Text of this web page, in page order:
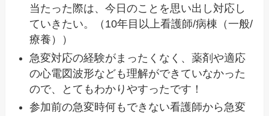
当たった際は、今日のことを思い出し対応し
ていきたい。（10年目以上看護師/病棟（一般/
療養））
急変対応の経験がまったくなく、薬剤や適応
の心電図波形なども理解ができていなかった
ので、とてもわかりやすったです！
参加前の急変時何もできない看護師から急変